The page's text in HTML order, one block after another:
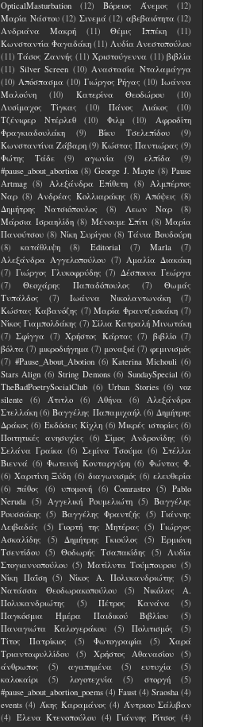
OpticalMasturbation (12) Βόρειος Άνεμος
(12)
Μαρία Νάστου (12) Σινεμά (12) αβεβαιότητα (12)
Ανδριάνα Μακρή
(11) Θέμις Ιππέκη
(11)
Κωνσταντία Φαγαδάκη (11) Λυδία Ανεστοπούλου
(11) Τάσος Ζαννής (11) Χριστούγεννα (11) βιβλία
(11) Silver Screen (10) Αναστασία Νταλαμάγγα
(10) Απόσπασμα (10) Γιώργος Ρήγας (10) Ιωάννα
Μαλούνη
(10) Κατερίνα Θεοδώρου
(10)
Λυσίμαχος Τίγκας
(10) Πάνος Λιάκος
(10)
Τζένιφερ Ντέρλεθ
(10) Φιλμ (10)
Αφροδίτη
Φραγκιαδουλάκη
(9) Βίκυ Τσελεπίδου
(9)
Κωνσταντίνα Ζάβαρη (9) Κώστας Παντιώρας (9)
Φώτης Τάδε
(9) αγωνία (9) ελπίδα
(9)
#pause_about_abortion (8) George J. Mayte (8) Pause
Artmag (8) Αλεξάνδρα Επίθετη (8) Αλμπέρτος
Ναρ (8) Ανδρέας Κολλιαράκης (8) Απόψεις (8)
Δημήτρης Νατσιόπουλος
(8) Λεων Ναρ
(8)
Μάρσια Ισραηλίδη (8) Μένουμε Σπίτι (8) Μαρία
Πανούτσου (8) Νίκη Συρίγου (8) Τάνια Βουδούρη
(8)
κατάθλιψη (8) Editorial (7) Marla
(7)
Αλεξάνδρα Αγγελοπούλου (7) Αμαλία Διακάκη
(7) Γιώργος Γλυκοφρύδης (7) Δέσποινα Γεώργα
(7)
Θεοχάρης Παπαδόπουλος (7)
Θωμάς
Τυπάλδος
(7) Ιωάννα Νικολαντωνάκη
(7)
Κώστας Καβανόζης (7) Μαρία Φραντζεσκάκη (7)
Νίκος Γιαμπολδάκης (7) Σίλια Κατραλή Μινωτάκη
(7) Σφίγγα (7) Χρήστος Κάρτας (7) βιβλίο (7)
βόλτα (7) μικροδιήγημα (7) μοναξιά (7) φεμινισμός
(7) #Pause_About_Abotion (6) Katerina Michouli (6)
Stars Align (6) String Demons (6) SundaySpecial (6)
TheBadPoetrySocialClub (6) Urban Stories (6) voz
silente
(6) Άτιτλο (6) Αθήνα (6)
Αλεξάνδρα
Στελλάκη (6) Βαγγέλης Παπαμιχαήλ (6) Δημήτρης
Δράκος (6) Εκδόσεις Κίχλη (6) Μικρές ιστορίες (6)
Ποιτητικές ανησυχίες (6) Σίμος Ανδρονίδης (6)
Σελάνα Γραίκα (6) Σεμίνα Τσούμα (6) Στέλλα
Βιεννά (6) Φωτεινή Κονταργύρη (6) Φώντας Φ.
(6) Χαριτίνη Ξύδη (6) διαγωνισμός (6) ελευθερία
(6)
πάθος (6) υπομονή (6) Comrastro (5) Pablo
Neruda (5) Αγγελική Ρουμελιώτη (5) Βαγγέλης
Ρουσσάκης (5) Βαγγέλης Φραντζής (5) Γιάννης
Λειβαδάς (5) Γιορτή της Μητέρας (5) Γιώργος
Ασκαλίδης
(5) Δημήτρης Γκιούλος (5)
Ερμιόνη
Τσεντίδου (5) Θοδωρής Τσαπακίδης (5) Λυδία
Στογιαννοπούλου (5) Ματίλντα Τούμπουρου (5)
Νίκη Παΐση (5) Νίκος Α. Πολυκανδριώτης
(5)
Νατάσσα Θεοδωρακοπούλου
(5)
Νικόλας Α.
Πολυκανδριώτης
(5) Πέτρος Κανάνα
(5)
Παγκόσμια Ημέρα Παιδικού Βιβλίου
(5)
Παναγιώτα Καλογεράκου
(5) Πολιτισμός
(5)
Τίτος Πατρίκιος
(5) Φωτογραφία (5)
Χαρά
Τριανταφυλλίδου
(5) Χρήστος Αθανασίου
(5)
άνθρωπος
(5) αγαπημένα (5) ευτυχία
(5)
καλοκαίρι
(5) λογοτεχνία (5) στοργή
(5)
#pause_about_abortion_poems (4) Faust (4) Sraosha (4)
events (4) Άκης Καραμάνος (4) Άντριου Σάλιβαν
(4) Έλενα Kτενοπούλου (4) Γιάννης Ρίτσος (4)